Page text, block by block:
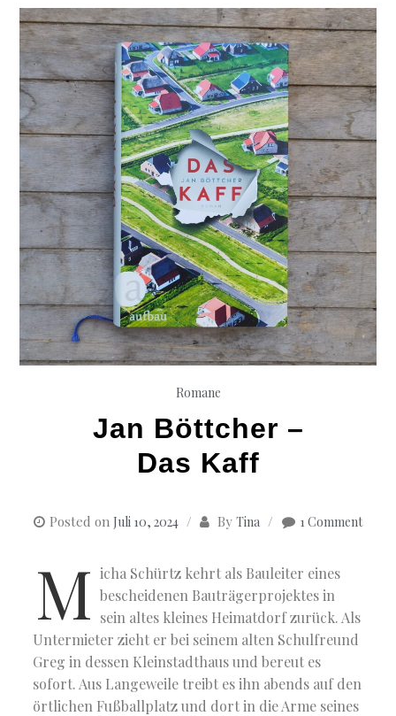
Romane
Jan Böttcher –
Das Kaff
Posted on Juli 10, 2024 By Tina 1 Comment
M icha Schürtz kehrt als Bauleiter eines
bescheidenen Bauträgerprojektes in
sein altes kleines Heimatdorf zurück. Als
Untermieter zieht er bei seinem alten Schulfreund
Greg in dessen Kleinstadthaus und bereut es
sofort. Aus Langeweile treibt es ihn abends auf den
örtlichen Fußballplatz und dort in die Arme seines